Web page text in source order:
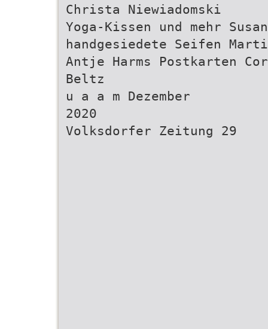
Christa Niewiadomski
Yoga-Kissen und mehr
handgesiedete Seifen
Antje Harms Postkarten
Beltz
u a a m Dezember
2020
Volksdorfer Zeitung 29